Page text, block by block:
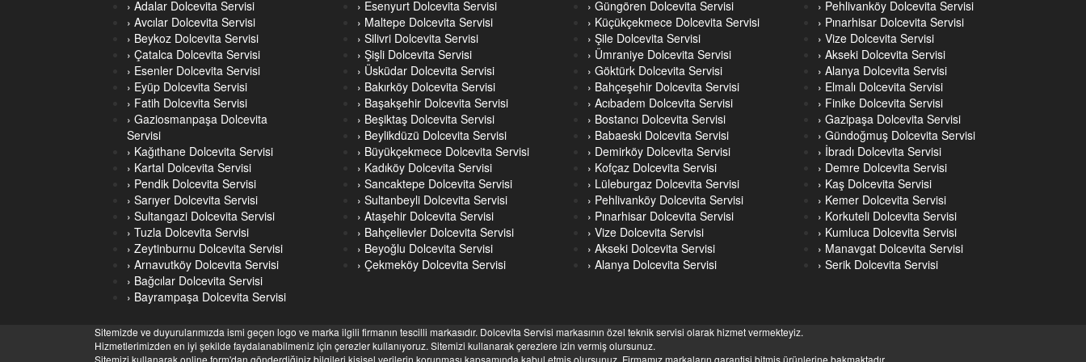
› Adalar Dolcevita Servisi
› Avcılar Dolcevita Servisi
› Beykoz Dolcevita Servisi
› Çatalca Dolcevita Servisi
› Esenler Dolcevita Servisi
› Eyüp Dolcevita Servisi
› Fatih Dolcevita Servisi
› Gaziosmanpaşa Dolcevita
Servisi
› Kağıthane Dolcevita Servisi
› Kartal Dolcevita Servisi
› Pendik Dolcevita Servisi
› Sarıyer Dolcevita Servisi
› Sultangazi Dolcevita Servisi
› Tuzla Dolcevita Servisi
› Zeytinburnu Dolcevita Servisi
› Arnavutköy Dolcevita Servisi
› Bağcılar Dolcevita Servisi
› Bayrampaşa Dolcevita Servisi
› Esenyurt Dolcevita Servisi
› Maltepe Dolcevita Servisi
› Silivri Dolcevita Servisi
› Şişli Dolcevita Servisi
› Üsküdar Dolcevita Servisi
› Bakırköy Dolcevita Servisi
› Başakşehir Dolcevita Servisi
› Beşiktaş Dolcevita Servisi
› Beylikdüzü Dolcevita Servisi
› Büyükçekmece Dolcevita Servisi
› Kadıköy Dolcevita Servisi
› Sancaktepe Dolcevita Servisi
› Sultanbeyli Dolcevita Servisi
› Ataşehir Dolcevita Servisi
› Bahçelievler Dolcevita Servisi
› Beyoğlu Dolcevita Servisi
› Çekmeköy Dolcevita Servisi
› Güngören Dolcevita Servisi
› Küçükçekmece Dolcevita Servisi
› Şile Dolcevita Servisi
› Ümraniye Dolcevita Servisi
› Göktürk Dolcevita Servisi
› Bahçeşehir Dolcevita Servisi
› Acıbadem Dolcevita Servisi
› Bostancı Dolcevita Servisi
› Babaeski Dolcevita Servisi
› Demirköy Dolcevita Servisi
› Kofçaz Dolcevita Servisi
› Lüleburgaz Dolcevita Servisi
› Pehlivanköy Dolcevita Servisi
› Pınarhisar Dolcevita Servisi
› Vize Dolcevita Servisi
› Akseki Dolcevita Servisi
› Alanya Dolcevita Servisi
› Pehlivanköy Dolcevita Servisi
› Pınarhisar Dolcevita Servisi
› Vize Dolcevita Servisi
› Akseki Dolcevita Servisi
› Alanya Dolcevita Servisi
› Elmalı Dolcevita Servisi
› Finike Dolcevita Servisi
› Gazipaşa Dolcevita Servisi
› Gündoğmuş Dolcevita Servisi
› İbradı Dolcevita Servisi
› Demre Dolcevita Servisi
› Kaş Dolcevita Servisi
› Kemer Dolcevita Servisi
› Korkuteli Dolcevita Servisi
› Kumluca Dolcevita Servisi
› Manavgat Dolcevita Servisi
› Serik Dolcevita Servisi
Sitemizde ve duyurularımızda ismi geçen logo ve marka ilgili firmanın tescilli markasıdır. Dolcevita Servisi markasının özel teknik servisi olarak hizmet vermekteyiz.
Hizmetlerimizden en iyi şekilde faydalanabilmeniz için çerezler kullanıyoruz. Sitemizi kullanarak çerezlere izin vermiş olursunuz.